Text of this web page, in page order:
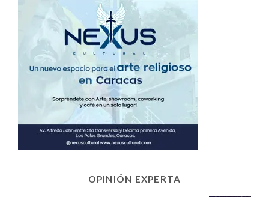
OPINIÓN EXPERTA